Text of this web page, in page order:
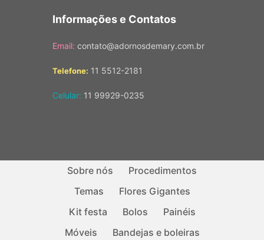
Informações e Contatos
Email: contato@adornosdemary.com.br
Telefone: 11 5512-2181
Celular: 11 99929-0235
Sobre nós
Procedimentos
Temas
Flores Gigantes
Kit festa
Bolos
Painéis
Móveis
Bandejas e boleiras